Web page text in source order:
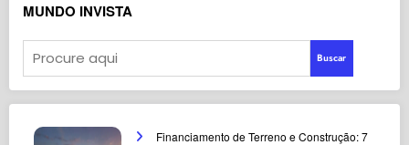
MUNDO INVISTA
Buscar
Financiamento de Terreno e Construção: 7